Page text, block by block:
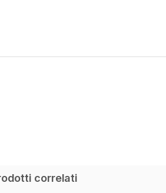
correlati